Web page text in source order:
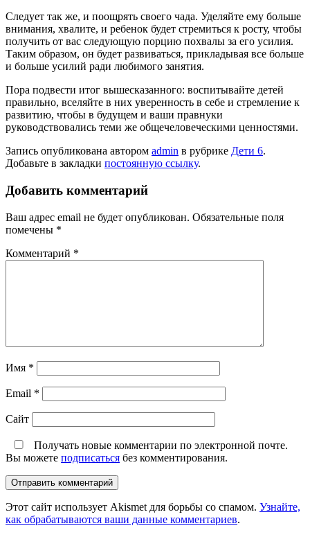
Следует так же, и поощрять своего чада. Уделяйте ему больше
внимания, хвалите, и ребенок будет стремиться к росту, чтобы
получить от вас следующую порцию похвалы за его усилия.
Таким образом, он будет развиваться, прикладывая все больше
и больше усилий ради любимого занятия.
Пора подвести итог вышесказанного: воспитывайте детей
правильно, вселяйте в них уверенность в себе и стремление к
развитию, чтобы в будущем и ваши правнуки
руководствовались теми же общечеловеческими ценностями.
Запись опубликована автором admin в рубрике Дети 6.
Добавьте в закладки постоянную ссылку.
Добавить комментарий
Ваш адрес email не будет опубликован. Обязательные поля
помечены *
Комментарий *
Имя *
Email *
Сайт
Получать новые комментарии по электронной почте.
Вы можете подписаться без комментирования.
Этот сайт использует Akismet для борьбы со спамом. Узнайте,
как обрабатываются ваши данные комментариев.